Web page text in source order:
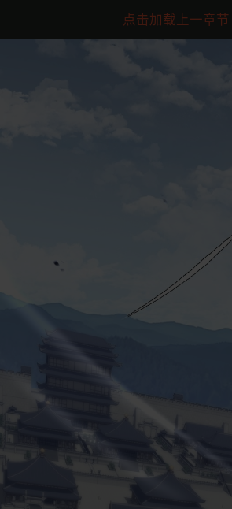
点击加载上一章节